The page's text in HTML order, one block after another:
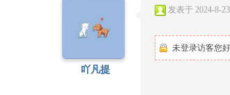
吖凡提
发表于 2024-8-
未登录访客您